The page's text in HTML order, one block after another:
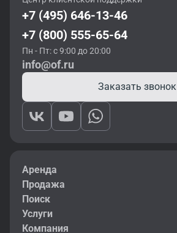
+7 (495) 646-13-46
+7 (800) 555-65-64
Пн - Пт: с 9:00 до 20:00
info@of.ru
Заказать звонок
Аренда
Продажа
Поиск
Услуги
Компания